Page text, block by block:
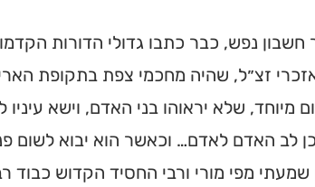
נפש, כבר כתבו גדולי הדורות
זצ״ל, שהיה מחכמי צפת בתקופת
שלא יראוהו בני האדם, וישא עיניו
לב האדם לאדם… וכאשר הוא יבוא לשום
שמעתי מפי מורי ורבי החסיד הקדוש כבוד